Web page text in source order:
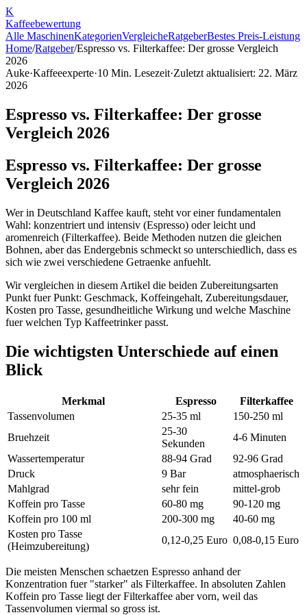
K
Kaffeebewertung
Alle MaschinenKategorienVergleicheRatgeberBestes Preis-Leistung
Home/Ratgeber/Espresso vs. Filterkaffee: Der grosse Vergleich
2026
Auke·Kaffeeexperte·10 Min. Lesezeit·Zuletzt aktualisiert: 22. März
2026
Espresso vs. Filterkaffee: Der grosse
Vergleich 2026
Espresso vs. Filterkaffee: Der grosse
Vergleich 2026
Wer in Deutschland Kaffee kauft, steht vor einer fundamentalen
Wahl: konzentriert und intensiv (Espresso) oder leicht und
aromenreich (Filterkaffee). Beide Methoden nutzen die gleichen
Bohnen, aber das Endergebnis schmeckt so unterschiedlich, dass es
sich wie zwei verschiedene Getraenke anfuehlt.
Wir vergleichen in diesem Artikel die beiden Zubereitungsarten
Punkt fuer Punkt: Geschmack, Koffeingehalt, Zubereitungsdauer,
Kosten pro Tasse, gesundheitliche Wirkung und welche Maschine
fuer welchen Typ Kaffeetrinker passt.
Die wichtigsten Unterschiede auf einen
Blick
Merkmal Espresso
Filterkaffee
Tassenvolumen
25-35 ml
150-250 ml
Bruehzeit
25-30
Sekunden
4-6 Minuten
Wassertemperatur
88-94 Grad
92-96 Grad
Druck
9 Bar
atmosphaerisch
Mahlgrad
sehr fein
mittel-grob
Koffein pro Tasse
60-80 mg
90-120 mg
Koffein pro 100 ml
200-300 mg
40-60 mg
Kosten pro Tasse
(Heimzubereitung)
0,12-0,25 Euro 0,08-0,15 Euro
Die meisten Menschen schaetzen Espresso anhand der
Konzentration fuer "starker" als Filterkaffee. In absoluten Zahlen
Koffein pro Tasse liegt der Filterkaffee aber vorn, weil das
Tassenvolumen viermal so gross ist.